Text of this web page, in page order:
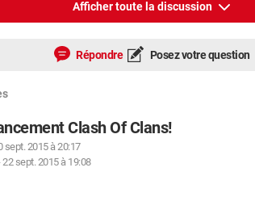
Afficher toute la discussion
Répondre Posez votre question
Clash Of Clans!
sept. 2015 à 20:17
22 sept. 2015 à 19:08